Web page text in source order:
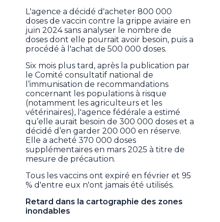
L'agence a décidé d'acheter 800 000
doses de vaccin contre la grippe aviaire en
juin 2024 sans analyser le nombre de
doses dont elle pourrait avoir besoin, puis a
procédé à l'achat de 500 000 doses.
Six mois plus tard, après la publication par
le Comité consultatif national de
l’immunisation de recommandations
concernant les populations à risque
(notamment les agriculteurs et les
vétérinaires), l'agence fédérale a estimé
qu’elle aurait besoin de 300 000 doses et a
décidé d’en garder 200 000 en réserve.
Elle a acheté 370 000 doses
supplémentaires en mars 2025 à titre de
mesure de précaution.
Tous les vaccins ont expiré en février et 95
% d'entre eux n'ont jamais été utilisés.
Retard dans la cartographie des zones
inondables